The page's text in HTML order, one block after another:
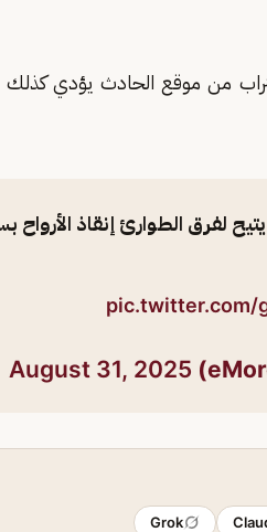
من موقع الحادث يؤدي
لفرق الطوارئ إنقاذ الأرواح
pic.twitter.com/
August 31, 2025
Grok